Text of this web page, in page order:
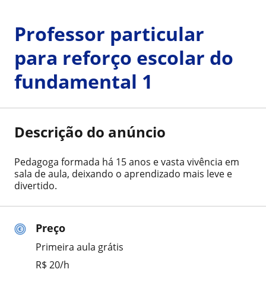
Preço
Primeira aula grátis
R$ 20/h
Professor particular
para reforço escolar do
fundamental 1
Descrição do anúncio
Pedagoga formada há 15 anos e vasta vivência em
sala de aula, deixando o aprendizado mais leve e
divertido.